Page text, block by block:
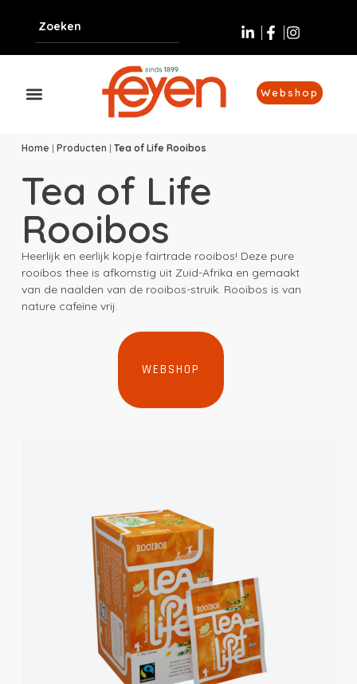
Webshop
Home | Producten | Tea of Life Rooibos
Tea of Life
Rooibos
Heerlijk en eerlijk kopje fairtrade rooibos! Deze pure
rooibos thee is afkomstig uit Zuid-Afrika en gemaakt
van de naalden van de rooibos-struik. Rooibos is van
nature cafeïne vrij.
WEBSHOP